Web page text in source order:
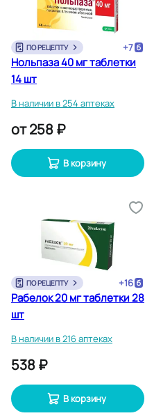
ПО РЕЦЕПТУ +7
Нольпаза 40 мг таблетки
14 шт
В наличии в 254 аптеках
от258 ₽
В корзину
ПО РЕЦЕПТУ +16
Рабелок 20 мг таблетки 28
шт
В наличии в 216 аптеках
538 ₽
В корзину